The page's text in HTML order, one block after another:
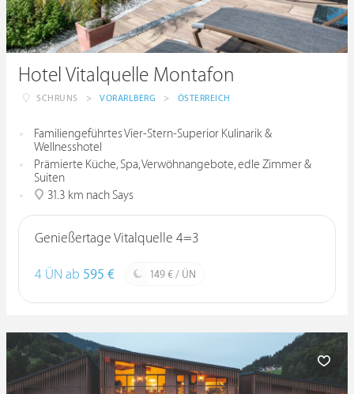
Hotel Vitalquelle Montafon
SCHRUNS > VORARLBERG > ÖSTERREICH
Familiengeführtes Vier-Stern-Superior Kulinarik &
Wellnesshotel
Prämierte Küche, Spa, Verwöhnangebote, edle Zimmer &
Suiten
31.3 km nach Says
Genießertage Vitalquelle 4=3
4 ÜN ab 595 € 149 € / ÜN